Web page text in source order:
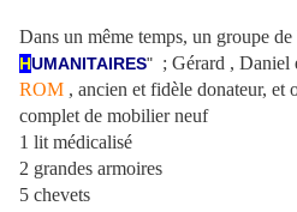
Dans un même temps, un groupe de
HUMANITAIRES" ; Gérard , Daniel
ROM , ancien et fidèle donateur, et
complet de mobilier neuf
1 lit médicalisé
2 grandes armoires
5 chevets